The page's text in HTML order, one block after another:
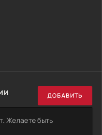
ДОБАВИТЬ
Желаете быть